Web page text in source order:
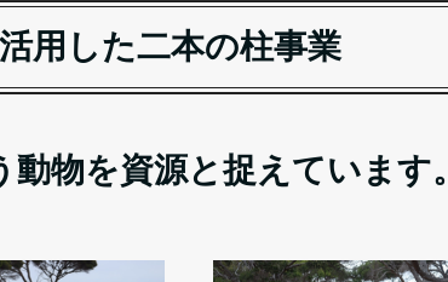
用した二本の柱事業
物を資源と捉えています。